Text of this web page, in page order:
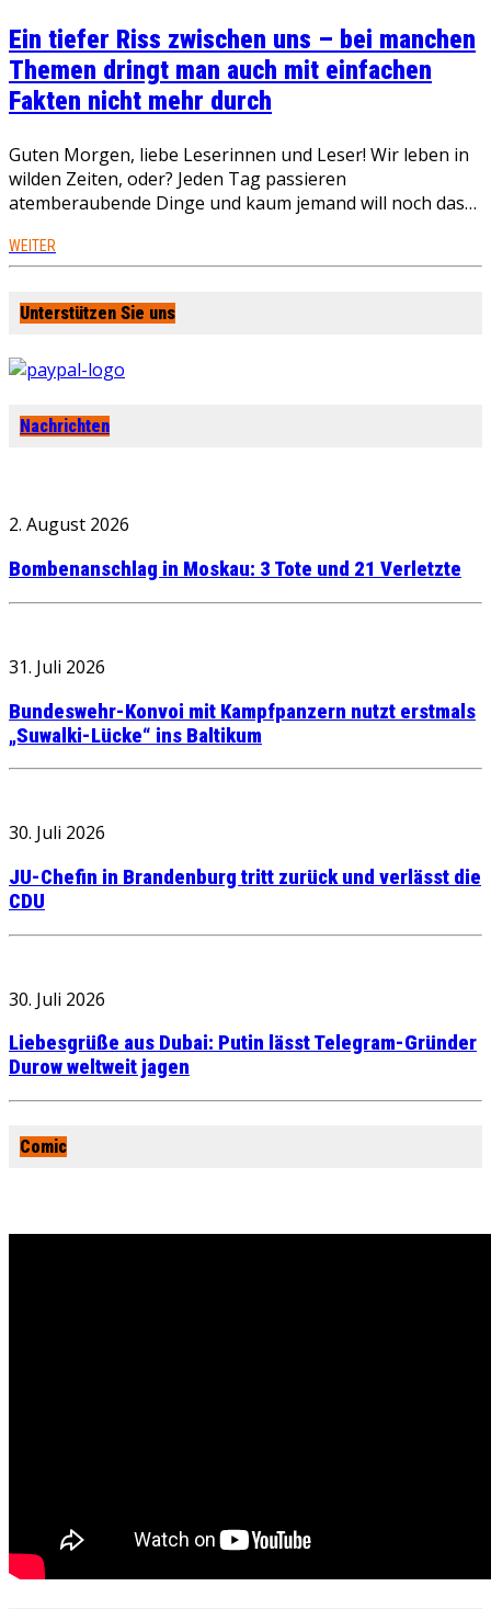
Ein tiefer Riss zwischen uns – bei manchen
Themen dringt man auch mit einfachen
Fakten nicht mehr durch
Guten Morgen, liebe Leserinnen und Leser! Wir leben in
wilden Zeiten, oder? Jeden Tag passieren
atemberaubende Dinge und kaum jemand will noch das…
WEITER
Unterstützen Sie uns
Nachrichten
2. August 2026
Bombenanschlag in Moskau: 3 Tote und 21 Verletzte
31. Juli 2026
Bundeswehr-Konvoi mit Kampfpanzern nutzt erstmals
„Suwalki-Lücke“ ins Baltikum
30. Juli 2026
JU-Chefin in Brandenburg tritt zurück und verlässt die
CDU
30. Juli 2026
Liebesgrüße aus Dubai: Putin lässt Telegram-Gründer
Durow weltweit jagen
Comic